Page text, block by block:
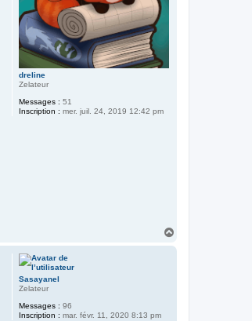
dreline
Zelateur
Messages : 51
Inscription : mer. juil. 24, 2019 12:42 pm
Sasayanel
Zelateur
Messages : 96
Inscription : mar. févr. 11, 2020 8:13 pm